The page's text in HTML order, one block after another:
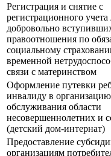
Регистрация и снятие с
регистрационного учета
добровольно
правоотношения по
социальному
временной
связи с материнством
Оформление путевки
инвалиду в
обслуживания области
несовершеннолетних и
(детский дом-интернат)
Предоставление
организациям